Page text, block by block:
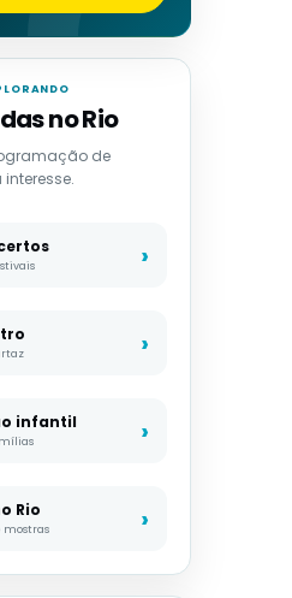
no Rio
de
infantil
Rio
mostras